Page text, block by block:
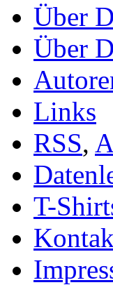
Über
Über
Links
RSS,
T-